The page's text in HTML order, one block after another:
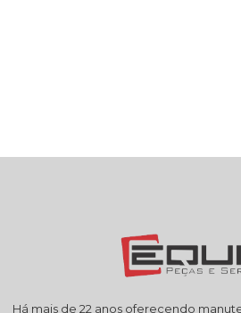
Há mais de 22 anos oferecendo